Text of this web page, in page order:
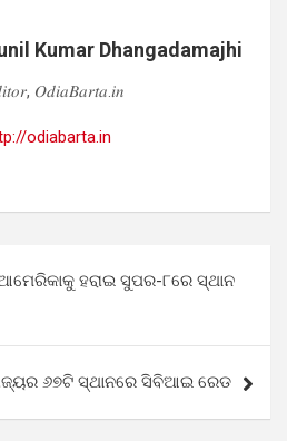
Kumar Dhangadamajhi
𝑂𝑑𝑖𝑎𝐵𝑎𝑟𝑡𝑎.𝑖𝑛
odiabarta.in
ହରାଇ ସୁପର-୮ରେ ସ୍ଥାନ
୬୭ଟି ସ୍ଥାନରେ ସିବିଆଇ ରେଡ